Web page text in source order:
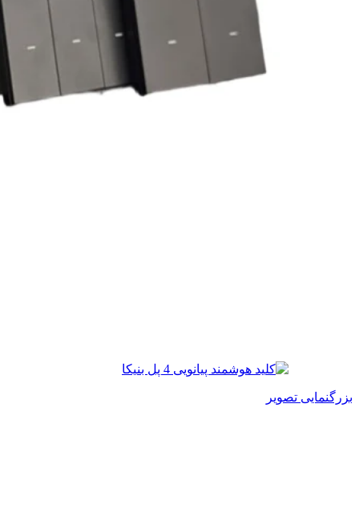
بزرگنمایی تصویر